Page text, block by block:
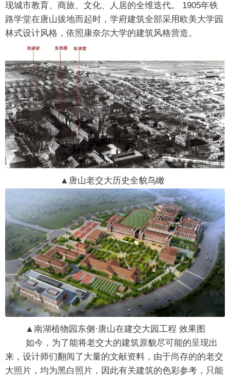
现城市教育、商旅、文化、人居的全维迭代。 1905年铁
路学堂在唐山拔地而起时，学府建筑全部采用欧美大学园
林式设计风格，依照康奈尔大学的建筑风格营造。
▲唐山老交大历史全貌鸟瞰
▲南湖植物园东侧·唐山在建交大园工程 效果图
如今，为了能将老交大的建筑原貌尽可能的呈现出
来，设计师们翻阅了大量的文献资料，由于尚存的的老交
大照片，均为黑白照片，因此有关建筑的色彩参考，只能